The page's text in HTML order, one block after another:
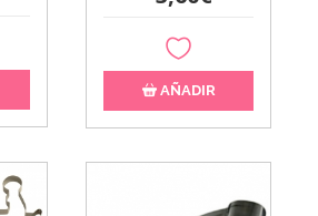
AÑADIR